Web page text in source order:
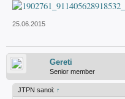
25.06.2015
Gereti
Senior member
JTPN sanoi: ↑